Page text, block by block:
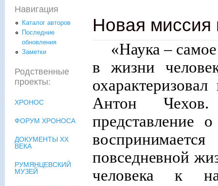
Новая миссия
«Наука –
в жизни
Антон Чехов.
представление о
повседневной
человека к
Навигация
Каталог авторов
Последние
обновления
Заметки
Родственные
проекты:
ХРОНОС
ФОРУМ ХРОНОСА
ДОКУМЕНТЫ XX
ВЕКА
РУМЯНЦЕВСКИЙ
МУЗЕЙ